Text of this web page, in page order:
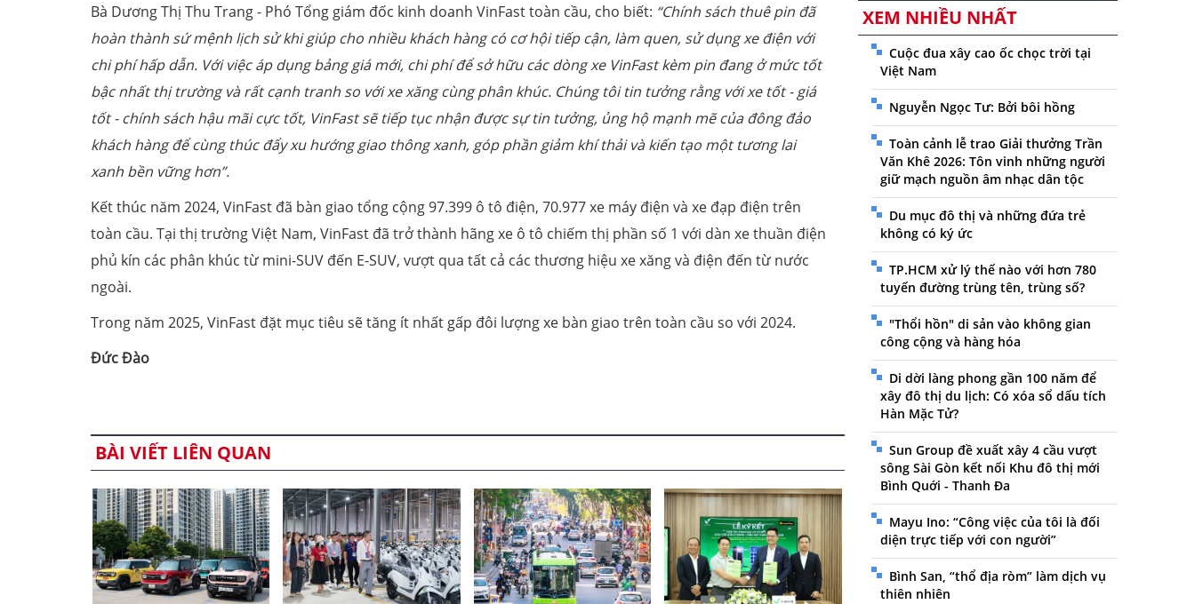
Bà Dương Thị Thu Trang - Phó Tổng giám đốc kinh doanh VinFast toàn cầu, cho biết: “Chính sách thuê pin đã
hoàn thành sứ mệnh lịch sử khi giúp cho nhiều khách hàng có cơ hội tiếp cận, làm quen, sử dụng xe điện với
chi phí hấp dẫn. Với việc áp dụng bảng giá mới, chi phí để sở hữu các dòng xe VinFast kèm pin đang ở mức tốt
bậc nhất thị trường và rất cạnh tranh so với xe xăng cùng phân khúc. Chúng tôi tin tưởng rằng với xe tốt - giá
tốt - chính sách hậu mãi cực tốt, VinFast sẽ tiếp tục nhận được sự tin tưởng, ủng hộ mạnh mẽ của đông đảo
khách hàng để cùng thúc đẩy xu hướng giao thông xanh, góp phần giảm khí thải và kiến tạo một tương lai
xanh bền vững hơn”.
Kết thúc năm 2024, VinFast đã bàn giao tổng cộng 97.399 ô tô điện, 70.977 xe máy điện và xe đạp điện trên
toàn cầu. Tại thị trường Việt Nam, VinFast đã trở thành hãng xe ô tô chiếm thị phần số 1 với dàn xe thuần điện
phủ kín các phân khúc từ mini-SUV đến E-SUV, vượt qua tất cả các thương hiệu xe xăng và điện đến từ nước
ngoài.
Trong năm 2025, VinFast đặt mục tiêu sẽ tăng ít nhất gấp đôi lượng xe bàn giao trên toàn cầu so với 2024.
Đức Đào
BÀI VIẾT LIÊN QUAN
XEM NHIỀU NHẤT
Cuộc đua xây cao ốc chọc trời tại
Việt Nam
Nguyễn Ngọc Tư: Bởi bôi hồng
Toàn cảnh lễ trao Giải thưởng Trần
Văn Khê 2026: Tôn vinh những người
giữ mạch nguồn âm nhạc dân tộc
Du mục đô thị và những đứa trẻ
không có ký ức
TP.HCM xử lý thế nào với hơn 780
tuyến đường trùng tên, trùng số?
"Thổi hồn" di sản vào không gian
công cộng và hàng hóa
Di dời làng phong gần 100 năm để
xây đô thị du lịch: Có xóa sổ dấu tích
Hàn Mặc Tử?
Sun Group đề xuất xây 4 cầu vượt
sông Sài Gòn kết nối Khu đô thị mới
Bình Quới - Thanh Đa
Mayu Ino: “Công việc của tôi là đối
diện trực tiếp với con người”
Bình San, “thổ địa ròm” làm dịch vụ
thiên nhiên